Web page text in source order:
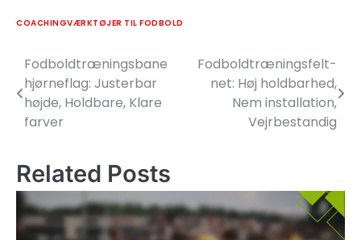
COACHINGVÆRKTØJER TIL FODBOLD
Post
navigation
Fodboldtræningsbane
hjørneflag: Justerbar
højde, Holdbare, Klare
farver
Fodboldtræningsfelt-
net: Høj holdbarhed,
Nem installation,
Vejrbestandig
Related Posts